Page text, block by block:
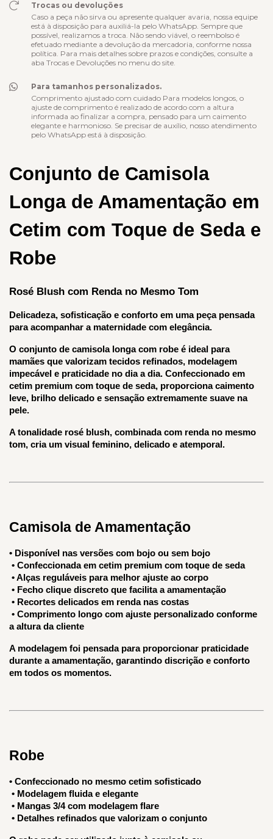
Trocas ou devoluções
Caso a peça não sirva ou apresente qualquer avaria, nossa equipe
está à disposição para auxiliá-la pelo WhatsApp. Sempre que
possível, realizamos a troca. Não sendo viável, o reembolso é
efetuado mediante a devolução da mercadoria, conforme nossa
política. Para mais detalhes sobre prazos e condições, consulte a
aba Trocas e Devoluções no menu do site.
Para tamanhos personalizados.
Comprimento ajustado com cuidado Para modelos longos, o
ajuste de comprimento é realizado de acordo com a altura
informada ao finalizar a compra, pensado para um caimento
elegante e harmonioso. Se precisar de auxílio, nosso atendimento
pelo WhatsApp está à disposição.
Conjunto de Camisola
Longa de Amamentação em
Cetim com Toque de Seda e
Robe
Rosé Blush com Renda no Mesmo Tom
Delicadeza, sofisticação e conforto em uma peça pensada
para acompanhar a maternidade com elegância.
O conjunto de camisola longa com robe é ideal para
mamães que valorizam tecidos refinados, modelagem
impecável e praticidade no dia a dia. Confeccionado em
cetim premium com toque de seda, proporciona caimento
leve, brilho delicado e sensação extremamente suave na
pele.
A tonalidade rosé blush, combinada com renda no mesmo
tom, cria um visual feminino, delicado e atemporal.
Camisola de Amamentação
• Disponível nas versões com bojo ou sem bojo
• Confeccionada em cetim premium com toque de seda
• Alças reguláveis para melhor ajuste ao corpo
• Fecho clique discreto que facilita a amamentação
• Recortes delicados em renda nas costas
a altura da cliente
A modelagem foi pensada para proporcionar praticidade
durante a amamentação, garantindo discrição e conforto
em todos os momentos.
Robe
• Confeccionado no mesmo cetim sofisticado
• Modelagem fluida e elegante
• Mangas 3/4 com modelagem flare
• Detalhes refinados que valorizam o conjunto